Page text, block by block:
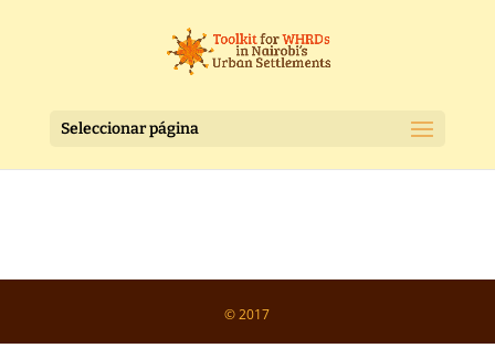
Seleccionar página
© 2017